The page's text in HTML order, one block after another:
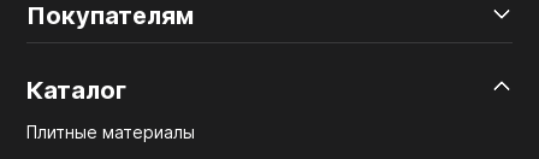
Покупателям
Каталог
Плитные материалы